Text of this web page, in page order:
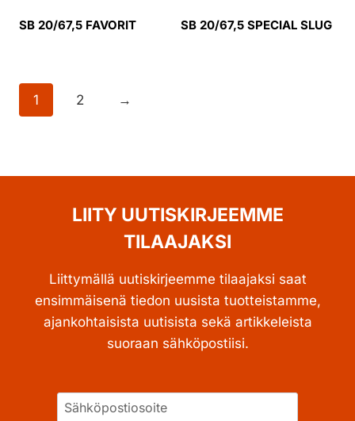
SB 20/67,5 FAVORIT SB 20/67,5 SPECIAL SLUG
1 2 →
LIITY UUTISKIRJEEMME
TILAAJAKSI
Liittymällä uutiskirjeemme tilaajaksi saat
ensimmäisenä tiedon uusista tuotteistamme,
ajankohtaisista uutisista sekä artikkeleista
suoraan sähköpostiisi.